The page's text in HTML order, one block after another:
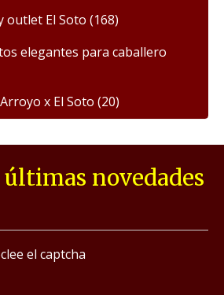
outlet El Soto (168)
elegantes para caballero
x El Soto (20)
últimas novedades